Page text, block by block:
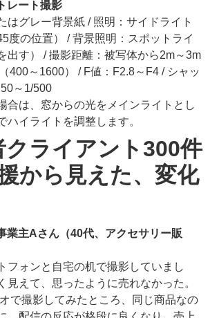
レート撮影
はグレー背景紙 / 照明：サイドライト
度の位置） / 背景照明：スポットライ
出す） / 撮影距離：被写体から2m～3m
400～1600） / F値：F2.8～F4 / シャッ
～1/500
合は、窓からの光をメインライトとし
ハイライトを調整します。
クライアント300件
から見えた、変化
業主Aさん（40代、アクセサリー販
フォンと自宅の机で撮影していまし
見えて、思ったように売れなかった。
で撮影してみたところ、同じ商品なの